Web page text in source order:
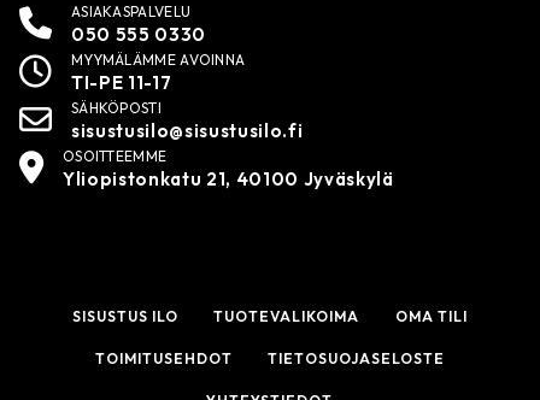
ASIAKASPALVELU
050 555 0330
MYYMÄLÄMME AVOINNA
TI-PE 11-17
SÄHKÖPOSTI
sisustusilo@sisustusilo.fi
OSOITTEEMME
Yliopistonkatu 21, 40100 Jyväskylä
SISUSTUS ILO TUOTEVALIKOIMA OMA TILI
TOIMITUSEHDOT TIETOSUOJASELOSTE